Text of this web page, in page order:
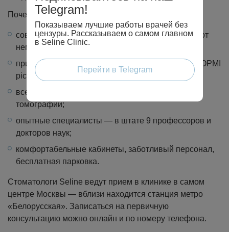
Почему пациенты выбирают Seline Clinic:
современное стоматологическое оборудование от
немецкой компании Sirona Dental;
применение дентального микроскопа Carl Zeiss OPMI
pico, который повышает качество лечения;
все виды диагностики: от рентгенографии до 3D-
томографии;
опытные специалисты — в штате 9 профессоров и
докторов наук;
комфортабельные кабинеты, заботливый персонал,
бесплатная парковка.
Стоматологи Seline ведут прием в клинике в самом
центре Москвы — вблизи находится станция метро
«Белорусская». Записаться на первичную
консультацию можно онлайн и по номеру телефона.
Telegram!
Показываем лучшие работы врачей без
цензуры. Рассказываем о самом главном
в Seline Clinic.
Перейти в Telegram